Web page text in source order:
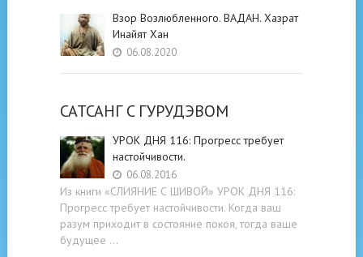
Взор Возлюбленного. ВАДАН. Хазрат
Инайят Хан
06.08.2020
САТСАНГ C ГУРУДЭВОМ
УРОК ДНЯ 116: Прогресс требует
настойчивости.
06.08.2016
Из книги «СЛИЯНИЕ С ШИВОЙ» УРОК ДНЯ 116:
Прогресс требует настойчивости. Когда ваш
разум приходит в состояние покоя, тогда ваше
будущее …